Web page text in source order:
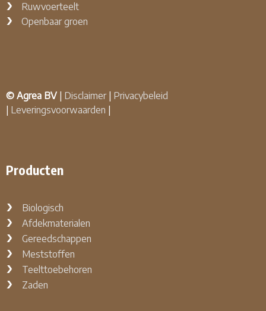
Ruwvoerteelt
Openbaar groen
© Agrea BV Disclaimer| Privacybeleid
Leveringsvoorwaarden
Producten
Biologisch
Afdekmaterialen
Gereedschappen
Meststoffen
Teelttoebehoren
Zaden